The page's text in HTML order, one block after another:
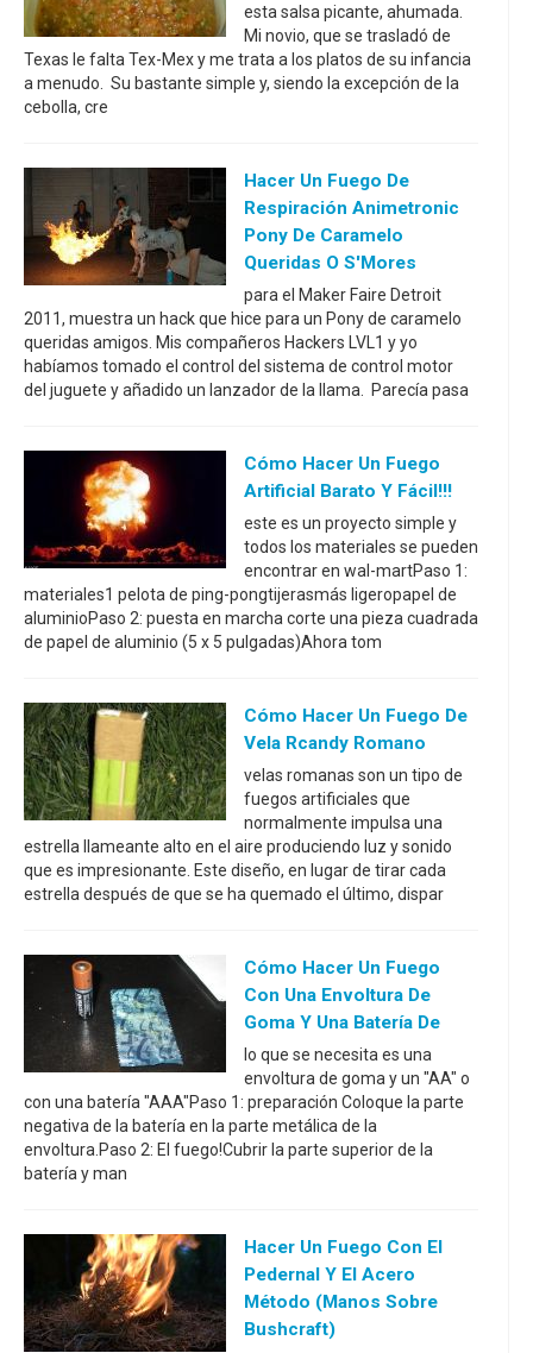
esta salsa picante, ahumada.
Mi novio, que se trasladó de
Texas le falta Tex-Mex y me trata a los platos de su infancia
a menudo. Su bastante simple y, siendo la excepción de la
cebolla, cre
Hacer Un Fuego De
Respiración Animetronic
Pony De Caramelo
Queridas O S'Mores
para el Maker Faire Detroit
2011, muestra un hack que hice para un Pony de caramelo
queridas amigos. Mis compañeros Hackers LVL1 y yo
habíamos tomado el control del sistema de control motor
del juguete y añadido un lanzador de la llama. Parecía pasa
Cómo Hacer Un Fuego
Artificial Barato Y Fácil!!!
este es un proyecto simple y
todos los materiales se pueden
encontrar en wal-martPaso 1:
materiales1 pelota de ping-pongtijerasmás ligeropapel de
aluminioPaso 2: puesta en marcha corte una pieza cuadrada
de papel de aluminio (5 x 5 pulgadas)Ahora tom
Cómo Hacer Un Fuego De
Vela Rcandy Romano
velas romanas son un tipo de
fuegos artificiales que
normalmente impulsa una
estrella llameante alto en el aire produciendo luz y sonido
que es impresionante. Este diseño, en lugar de tirar cada
estrella después de que se ha quemado el último, dispar
Cómo Hacer Un Fuego
Con Una Envoltura De
Goma Y Una Batería De
lo que se necesita es una
envoltura de goma y un "AA" o
con una batería "AAA"Paso 1: preparación Coloque la parte
negativa de la batería en la parte metálica de la
envoltura.Paso 2: El fuego!Cubrir la parte superior de la
batería y man
Hacer Un Fuego Con El
Pedernal Y El Acero
Método (manos Sobre
Bushcraft)